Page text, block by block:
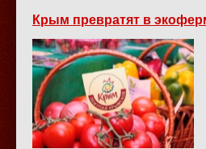
Крым превратят в